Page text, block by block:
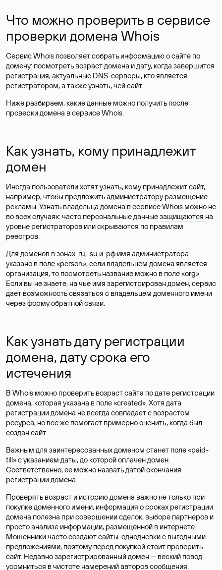
Что можно проверить в сервисе
проверки домена Whois
Сервис Whois позволяет собрать информацию о сайте по
домену: посмотреть возраст домена и дату, когда завершится
регистрация, актуальные DNS-серверы, кто является
регистратором, а также узнать, чей сайт.
Ниже разбираем, какие данные можно получить после
проверки домена в сервисе Whois.
Как узнать, кому принадлежит
домен
Иногда пользователи хотят узнать, кому принадлежит сайт,
например, чтобы предложить администратору размещение
рекламы. Узнать владельца домена в сервисе Whois можно не
во всех случаях: часто персональные данныезащищаются на
уровне регистраторов или скрываются по правилам
реестров.
Для доменов в зонах .ru, .su и .рф имя администратора
указано в поле «person», если владельцем домена является
организация, то посмотреть название можно в поле «org».
Если вы не знаете, на чье имя зарегистрирован домен, сервис
дает возможность связаться с владельцем доменного имени
через форму обратной связи.
Как узнать дату регистрации
домена, дату срока его
истечения
В Whois можно проверить возраст сайта по дате регистрации
домена, которая указана в поле «created». Хотя дата
регистрации домена не всегда совпадает с возрастом
ресурса, но все же помогает примерно оценить, когда был
создан сайт.
Важным для заинтересованных доменом станет поле «paid-
till» с указанием даты, до которой оплачен домен.
Соответственно, ее можно назвать датой окончания
регистрации домена.
Проверять возраст и историю домена важно не только при
покупке доменного имени, информация о сроках регистрации
домена полезна при совершении сделок, выборе партнеров и
просто анализе информации, размещенной в интернете.
Мошенники часто создают сайты-однодневки с выгодными
предложениями, поэтому перед покупкой стоит проверить
сайт. Недавно зарегистрированный домен — веский повод
усомниться в чистоте намерений авторов сообщения.